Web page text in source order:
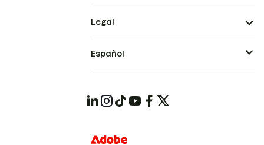
Legal
Español